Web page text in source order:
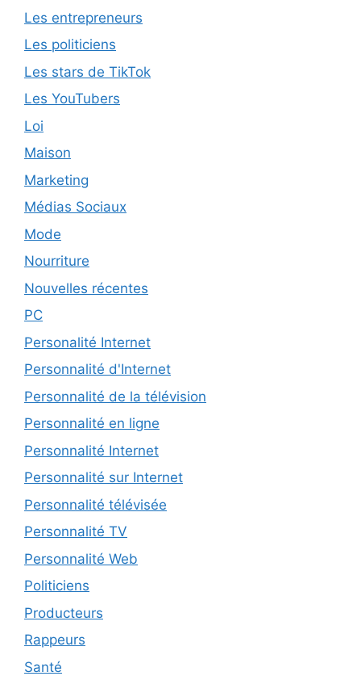
Les entrepreneurs
Les politiciens
Les stars de TikTok
Les YouTubers
Loi
Maison
Marketing
Médias Sociaux
Mode
Nourriture
Nouvelles récentes
PC
Personalité Internet
Personnalité d'Internet
Personnalité de la télévision
Personnalité en ligne
Personnalité Internet
Personnalité sur Internet
Personnalité télévisée
Personnalité TV
Personnalité Web
Politiciens
Producteurs
Rappeurs
Santé